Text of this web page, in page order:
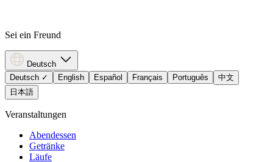
Sei ein Freund
Deutsch
Deutsch ✓ English Español Français Português
中文
日本語
Veranstaltungen
Abendessen
Getränke
Läufe